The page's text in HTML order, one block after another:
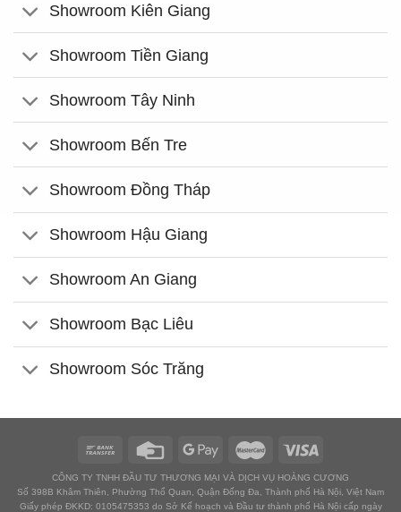
Showroom Kiên Giang
Showroom Tiền Giang
Showroom Tây Ninh
Showroom Bến Tre
Showroom Đồng Tháp
Showroom Hậu Giang
Showroom An Giang
Showroom Bạc Liêu
Showroom Sóc Trăng
CÔNG TY TNHH ĐẦU TƯ THƯƠNG MẠI VÀ DỊCH VỤ HOÀNG CƯƠNG
Số 398B Khâm Thiên, Phường Thổ Quan, Quận Đống Đa, Thành phố Hà Nội, Việt Nam
Giấy phép ĐKKD: 0105475353 do Sở Kế hoạch và Đầu tư thành phố Hà Nội cấp ngày